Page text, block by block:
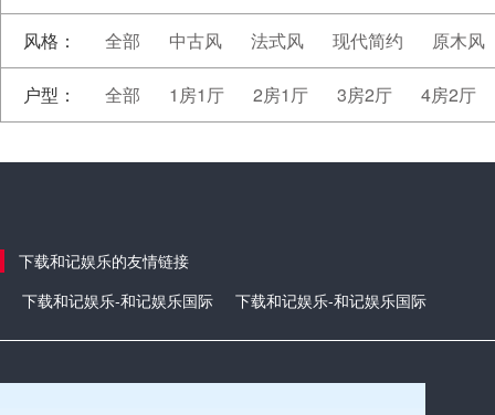
风格： 全部 中古风 法式风 现代简约 原木风
户型： 全部 1房1厅 2房1厅 3房2厅 4房2厅
下载和记娱乐的友情链接
下载和记娱乐-和记娱乐国际
下载和记娱乐-和记娱乐国际